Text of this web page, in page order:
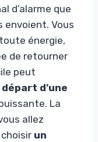
d’alarme que
Vous
énergie,
de retourner
peut
d’une
La
allez
un